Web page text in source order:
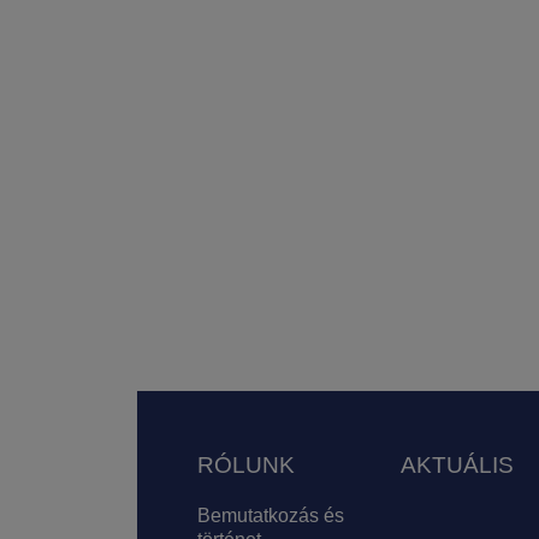
Lábléc
RÓLUNK
Bemutatkozás és
AKTUÁLIS